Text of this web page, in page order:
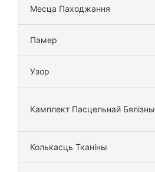
Месца Паходжання
Памер
Узор
Камплект Пасцельнай Бялізны
Колькасць Тканіны